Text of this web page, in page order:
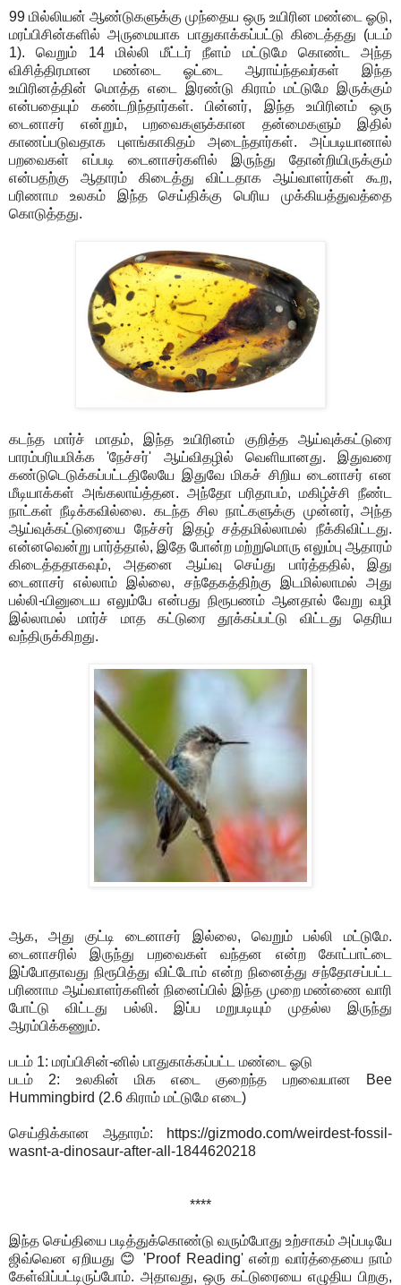
99 மில்லியன் ஆண்டுகளுக்கு முந்தைய ஒரு உயிரின மண்டை ஓடு,
மரப்பிசின்களில் அருமையாக பாதுகாக்கப்பட்டு கிடைத்தது (படம்
1). வெறும் 14 மில்லி மீட்டர் நீளம் மட்டுமே கொண்ட அந்த
விசித்திரமான மண்டை ஓட்டை ஆராய்ந்தவர்கள் இந்த
உயிரினத்தின் மொத்த எடை இரண்டு கிராம் மட்டுமே இருக்கும்
என்பதையும் கண்டறிந்தார்கள். பின்னர், இந்த உயிரினம் ஒரு
டைனாசர் என்றும், பறவைகளுக்கான தன்மைகளும் இதில்
காணப்படுவதாக புளங்காகிதம் அடைந்தார்கள். அப்படியானால்
பறவைகள் எப்படி டைனாசர்களில் இருந்து தோன்றியிருக்கும்
என்பதற்கு ஆதாரம் கிடைத்து விட்டதாக ஆய்வாளர்கள் கூற,
பரிணாம உலகம் இந்த செய்திக்கு பெரிய முக்கியத்துவத்தை
கொடுத்தது.
கடந்த மார்ச் மாதம், இந்த உயிரினம் குறித்த ஆய்வுக்கட்டுரை
பாரம்பரியமிக்க 'நேச்சர்' ஆய்விதழில் வெளியானது. இதுவரை
கண்டுடெடுக்கப்பட்டதிலேயே இதுவே மிகச் சிறிய டைனாசர் என
மீடியாக்கள் அங்கலாய்த்தன. அந்தோ பரிதாபம், மகிழ்ச்சி நீண்ட
நாட்கள் நீடிக்கவில்லை. கடந்த சில நாட்களுக்கு முன்னர், அந்த
ஆய்வுக்கட்டுரையை நேச்சர் இதழ் சத்தமில்லாமல் நீக்கிவிட்டது.
என்னவென்று பார்த்தால், இதே போன்ற மற்றுமொரு எலும்பு ஆதாரம்
கிடைத்ததாகவும், அதனை ஆய்வு செய்து பார்த்ததில், இது
டைனாசர் எல்லாம் இல்லை, சந்தேகத்திற்கு இடமில்லாமல் அது
பல்லி-யினுடைய எலும்பே என்பது நிரூபணம் ஆனதால் வேறு வழி
இல்லாமல் மார்ச் மாத கட்டுரை தூக்கப்பட்டு விட்டது தெரிய
வந்திருக்கிறது.
ஆக, அது குட்டி டைனாசர் இல்லை, வெறும் பல்லி மட்டுமே.
டைனாசரில் இருந்து பறவைகள் வந்தன என்ற கோட்பாட்டை
இப்போதாவது நிரூபித்து விட்டோம் என்ற நினைத்து சந்தோசப்பட்ட
பரிணாம ஆய்வாளர்களின் நினைப்பில் இந்த முறை மண்ணை வாரி
போட்டு விட்டது பல்லி. இப்ப மறுபடியும் முதல்ல இருந்து
ஆரம்பிக்கணும்.
படம் 1: மரப்பிசின்-னில் பாதுகாக்கப்பட்ட மண்டை ஓடு
படம் 2: உலகின் மிக எடை குறைந்த பறவையான Bee
Hummingbird (2.6 கிராம் மட்டுமே எடை)
செய்திக்கான ஆதாரம்: https://gizmodo.com/weirdest-fossil-
wasnt-a-dinosaur-after-all-1844620218
****
இந்த செய்தியை படித்துக்கொண்டு வரும்போது உற்சாகம் அப்படியே
ஜிவ்வென ஏறியது 😊 'Proof Reading' என்ற வார்த்தையை நாம்
கேள்விப்பட்டிருப்போம். அதாவது, ஒரு கட்டுரையை எழுதிய பிறகு,